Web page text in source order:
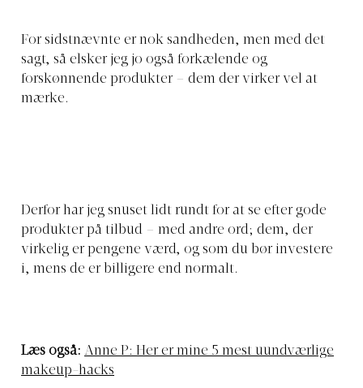
For sidstnævnte er nok sandheden, men med det
sagt, så elsker jeg jo også forkælende og
forskønnende produkter – dem der virker vel at
mærke.
Derfor har jeg snuset lidt rundt for at se efter gode
produkter på tilbud – med andre ord; dem, der
virkelig er pengene værd, og som du bør investere
i, mens de er billigere end normalt.
Læs også: Anne P: Her er mine 5 mest uundværlige
makeup-hacks